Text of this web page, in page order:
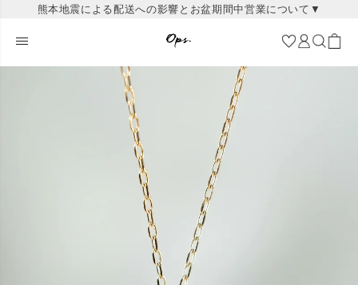
熊本地震による配送への影響とお盆期間中営業について▼